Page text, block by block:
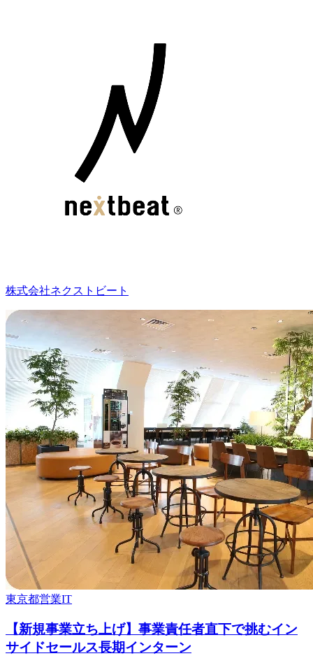
株式会社ネクストビート
東京都営業IT
【新規事業立ち上げ】事業責任者直下で挑むイン
サイドセールス長期インターン